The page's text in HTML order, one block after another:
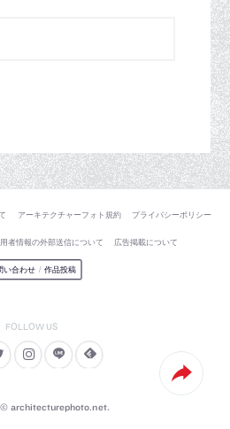
アーキテクチャーフォト規約 プライバシーポリシー
者情報の外部送信について 広告掲載について
い合わせ / 作品投稿
architecturephoto.net.